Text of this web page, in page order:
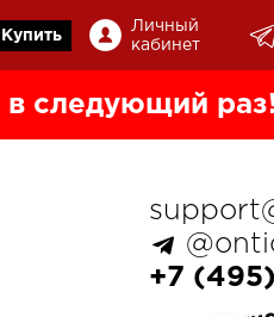
Купить
Личный
кабинет
в следующий раз!
+7